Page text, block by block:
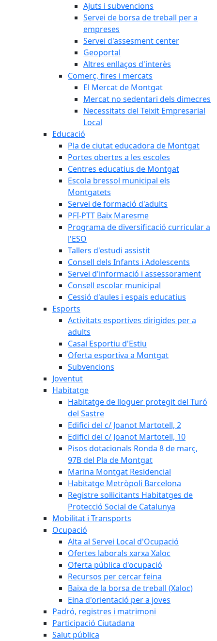
Ajuts i subvencions
Servei de borsa de treball per a
empreses
Servei d'assesment center
Geoportal
Altres enllaços d'interès
Comerç, fires i mercats
El Mercat de Montgat
Mercat no sedentari dels dimecres
Necessitats del Teixit Empresarial
Local
Educació
Pla de ciutat educadora de Montgat
Portes obertes a les escoles
Centres educatius de Montgat
Escola bressol municipal els
Montgatets
Servei de formació d'adults
PFI-PTT Baix Maresme
Programa de diversificació curricular a
l'ESO
Tallers d'estudi assistit
Consell dels Infants i Adolescents
Servei d'informació i assessorament
Consell escolar municipal
Cessió d'aules i espais educatius
Esports
Activitats esportives dirigides per a
adults
Casal Esportiu d'Estiu
Oferta esportiva a Montgat
Subvencions
Joventut
Habitatge
Habitatge de lloguer protegit del Turó
del Sastre
Edifici del c/ Joanot Martotell, 2
Edifici del c/ Joanot Martotell, 10
Pisos dotacionals Ronda 8 de març,
97B del Pla de Montgat
Marina Montgat Residencial
Habitatge Metròpoli Barcelona
Registre sol·licitants Habitatges de
Protecció Social de Catalunya
Mobilitat i Transports
Ocupació
Alta al Servei Local d'Ocupació
Ofertes laborals xarxa Xaloc
Oferta pública d'ocupació
Recursos per cercar feina
Baixa de la borsa de treball (Xaloc)
Eina d'orientació per a joves
Padró, registres i matrimoni
Participació Ciutadana
Salut pública